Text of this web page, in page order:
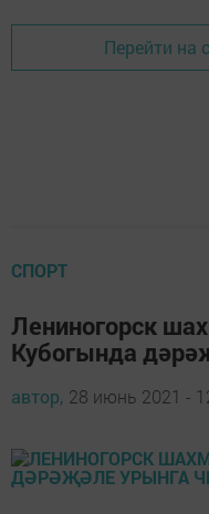
Перейти на
СПОРТ
Лениногорск
Кубогында
автор, 28 июнь 2021 -